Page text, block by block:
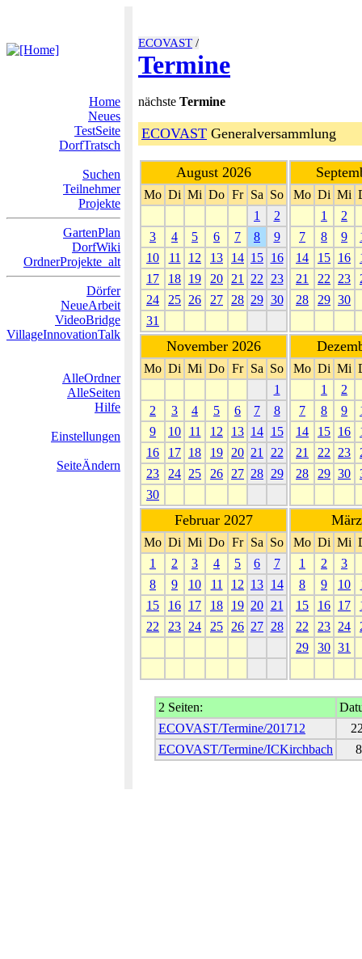
ECOVAST /
Termine
Home
Neues
TestSeite
DorfTratsch
Suchen
Teilnehmer
Projekte
GartenPlan
DorfWiki
OrdnerProjekte_alt
Dörfer
NeueArbeit
VideoBridge
VillageInnovationTalk
AlleOrdner
AlleSeiten
Hilfe
Einstellungen
SeiteÄndern
nächste Termine
ECOVAST Generalversammlung
August 2026
Mo Di Mi Do Fr Sa So
1
2
3
4 5 6 7 8
9
10
11 12 13 14 15 16
17
18 19 20 21 22
23
24
25 26 27 28 29 30
31
Mo Di Mi
1
2
7
8 9
14
15 16
21
22 23
28
29 30
November 2026
Mo Di Mi Do Fr Sa So
1
2
3 4 5 6 7
8
9
10 11 12 13 14 15
16
17 18 19 20 21
22
23
24 25 26 27 28 29
30
Mo Di Mi
1
2
7
8 9
14
15 16
21
22 23
28
29 30
Februar 2027
Mo Di Mi Do Fr Sa So
1
2 3 4 5 6
7
8
9 10 11 12 13 14
15
16 17 18 19 20 21
22
23 24 25 26 27 28
Mo Di Mi
1
2
3
8
9 10
15
16 17
22
23 24
29
30 31
2 Seiten:
ECOVAST/Termine/201712
ECOVAST/Termine/ICKirchbach